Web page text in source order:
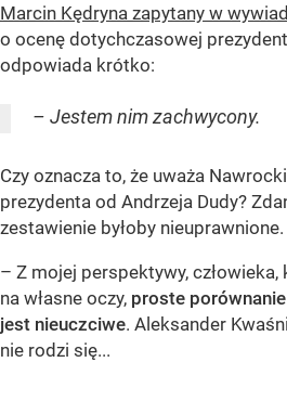
Marcin Kędryna zapytany w
o ocenę dotychczasowej
odpowiada krótko:
– Jestem nim zachwycony.
Czy oznacza to, że uważa
prezydenta od Andrzeja Dudy?
zestawienie byłoby nieuprawnione.
– Z mojej perspektywy, człowieka,
na własne oczy, proste
jest nieuczciwe. Aleksander
nie rodzi się...